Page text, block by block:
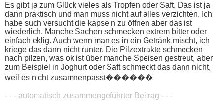
Es gibt ja zum Glück vieles als Tropfen oder Saft. Das ist ja
dann praktisch und man muss nicht auf alles verzichten. Ich
habe such versucht die kapseln zu öffnen aber das ist
wiederlich. Manche Sachen schmecken extrem bitter oder
einfach eklig. Auch wenn man es in ein Getränk mischt, ich
kriege das dann nicht runter. Die Pilzextrakte schmecken
nach pilzen, was ok ist über manche Speisen gestreut, aber
zum Beispiel in Joghurt oder Saft schmeckt das dann nicht,
weil es nicht zusamnenpasst������
- - - automatisch zusammengeführter Beitrag - - -